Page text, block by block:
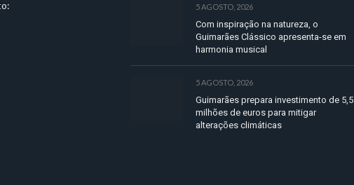
5 AGOSTO, 2026
Com inspiração na natureza, o
Guimarães Clássico apresenta-se em
harmonia musical
5 AGOSTO, 2026
Guimarães prepara investimento de 5,5
milhões de euros para mitigar
alterações climáticas